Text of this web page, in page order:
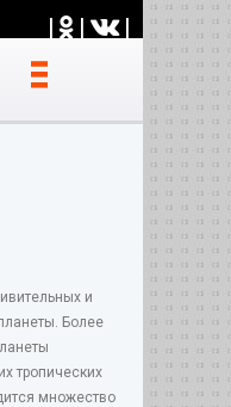
| | |
и
Более
тропических
множество